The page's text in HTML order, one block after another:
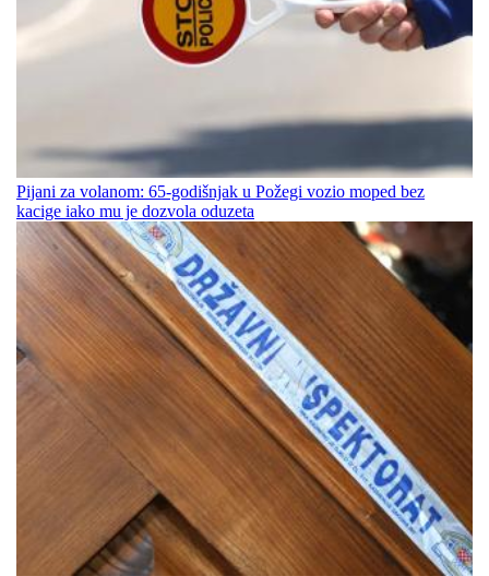
Pijani za volanom: 65-godišnjak u Požegi vozio moped bez
kacige iako mu je dozvola oduzeta